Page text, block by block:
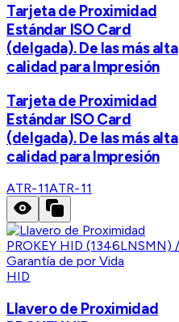
Tarjeta de Proximidad
Estándar ISO Card
(delgada). De las más alta
calidad para Impresión
Tarjeta de Proximidad
Estándar ISO Card
(delgada). De las más alta
calidad para Impresión
ATR-11ATR-11
HID
Llavero de Proximidad